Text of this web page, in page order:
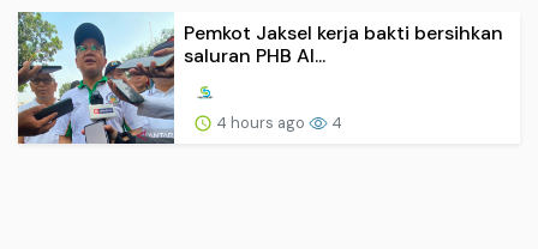
Pemkot Jaksel kerja bakti bersihkan
saluran PHB Al...
4 hours ago 4